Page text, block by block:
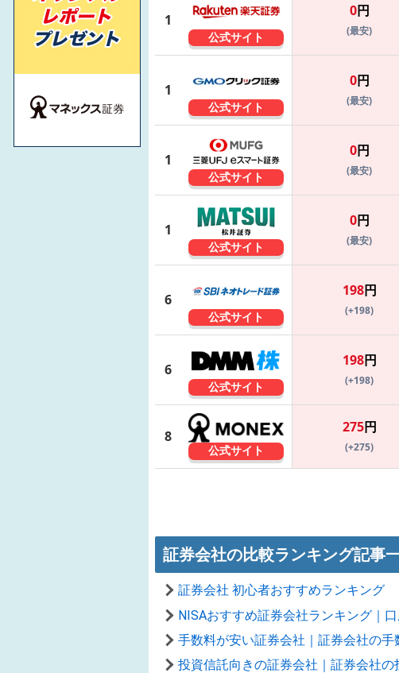
1
公式サイト
0円
(最安)
1
公式サイト
0円
(最安)
1
公式サイト
0円
(最安)
1
公式サイト
0円
(最安)
6
公式サイト
198円
(+198)
6
公式サイト
198円
(+198)
8
公式サイト
275円
(+275)
証券会社の比較ランキング記事
証券会社 初心者おすすめランキング
NISAおすすめ証券会社ランキング｜
手数料が安い証券会社｜証券会社の手
投資信託向きの証券会社｜証券会社の